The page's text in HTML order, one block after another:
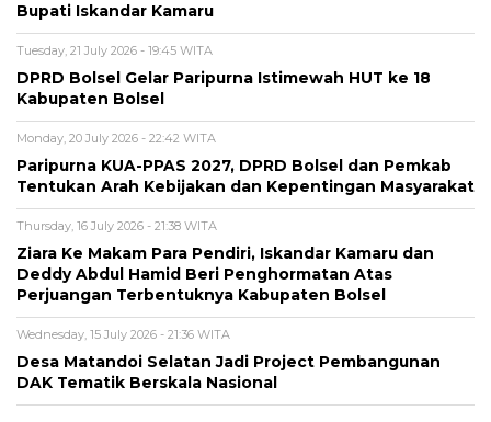
Bupati Iskandar Kamaru
Tuesday, 21 July 2026 - 19:45 WITA
DPRD Bolsel Gelar Paripurna Istimewah HUT ke 18
Kabupaten Bolsel
Monday, 20 July 2026 - 22:42 WITA
Paripurna KUA-PPAS 2027, DPRD Bolsel dan Pemkab
Tentukan Arah Kebijakan dan Kepentingan Masyarakat
Thursday, 16 July 2026 - 21:38 WITA
Ziara Ke Makam Para Pendiri, Iskandar Kamaru dan
Deddy Abdul Hamid Beri Penghormatan Atas
Perjuangan Terbentuknya Kabupaten Bolsel
Wednesday, 15 July 2026 - 21:36 WITA
Desa Matandoi Selatan Jadi Project Pembangunan
DAK Tematik Berskala Nasional